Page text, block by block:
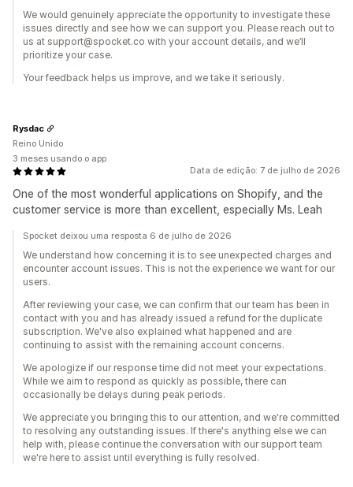
We would genuinely appreciate the opportunity to investigate these
issues directly and see how we can support you. Please reach out to
us at support@spocket.co with your account details, and we’ll
prioritize your case.
Your feedback helps us improve, and we take it seriously.
Data de edição: 7 de julho de 2026
One of the most wonderful applications on Shopify, and the
customer service is more than excellent, especially Ms. Leah
Rysdac
Reino Unido
3 meses usando o app
Spocket deixou uma resposta 6 de julho de 2026
We understand how concerning it is to see unexpected charges and
encounter account issues. This is not the experience we want for our
users.
After reviewing your case, we can confirm that our team has been in
contact with you and has already issued a refund for the duplicate
subscription. We've also explained what happened and are
continuing to assist with the remaining account concerns.
We apologize if our response time did not meet your expectations.
While we aim to respond as quickly as possible, there can
occasionally be delays during peak periods.
We appreciate you bringing this to our attention, and we're committed
to resolving any outstanding issues. If there's anything else we can
help with, please continue the conversation with our support team
we're here to assist until everything is fully resolved.